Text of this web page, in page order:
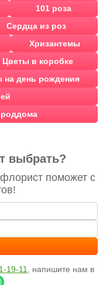
101 роза
Сердца из роз
Хризантемы
Цветы в коробке
на день рождения
роддома
выбрать?
поможет с
19-11
, напишите нам в